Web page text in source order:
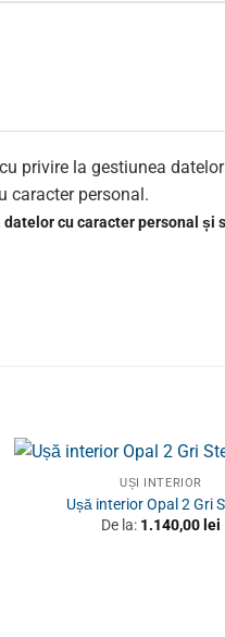
privire la gestiunea
caracter personal.
cu caracter personal și
UȘI INTERIOR
Ușă interior Opal 2 Gri
De la: 1.140,00 lei